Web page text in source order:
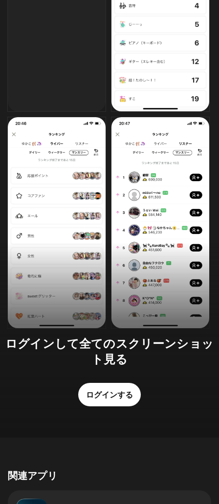
ログインして全てのスクリーンショッ
ト見る
ログインする
関連アプリ